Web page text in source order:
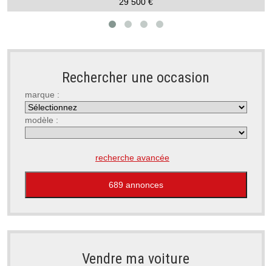
Rechercher une occasion
marque :
modèle :
recherche avancée
Vendre ma voiture